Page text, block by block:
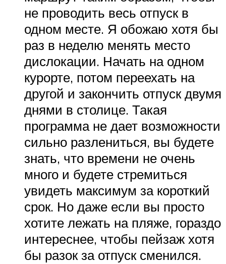
не проводить весь отпуск в
одном месте. Я обожаю хотя бы
раз в неделю менять место
дислокации. Начать на одном
курорте, потом переехать на
другой и закончить отпуск двумя
днями в столице. Такая
программа не дает возможности
сильно разлениться, вы будете
знать, что времени не очень
много и будете стремиться
увидеть максимум за короткий
срок. Но даже если вы просто
хотите лежать на пляже, гораздо
интереснее, чтобы пейзаж хотя
бы разок за отпуск сменился.